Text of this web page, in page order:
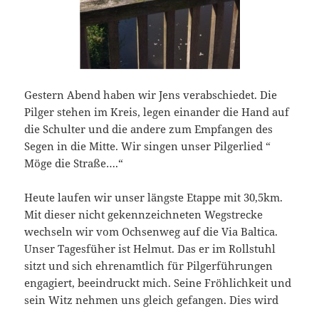
Gestern Abend haben wir Jens verabschiedet. Die
Pilger stehen im Kreis, legen einander die Hand auf
die Schulter und die andere zum Empfangen des
Segen in die Mitte. Wir singen unser Pilgerlied “
Möge die Straße….“
Heute laufen wir unser längste Etappe mit 30,5km.
Mit dieser nicht gekennzeichneten Wegstrecke
wechseln wir vom Ochsenweg auf die Via Baltica.
Unser Tagesfüher ist Helmut. Das er im Rollstuhl
sitzt und sich ehrenamtlich für Pilgerführungen
engagiert, beeindruckt mich. Seine Fröhlichkeit und
sein Witz nehmen uns gleich gefangen. Dies wird